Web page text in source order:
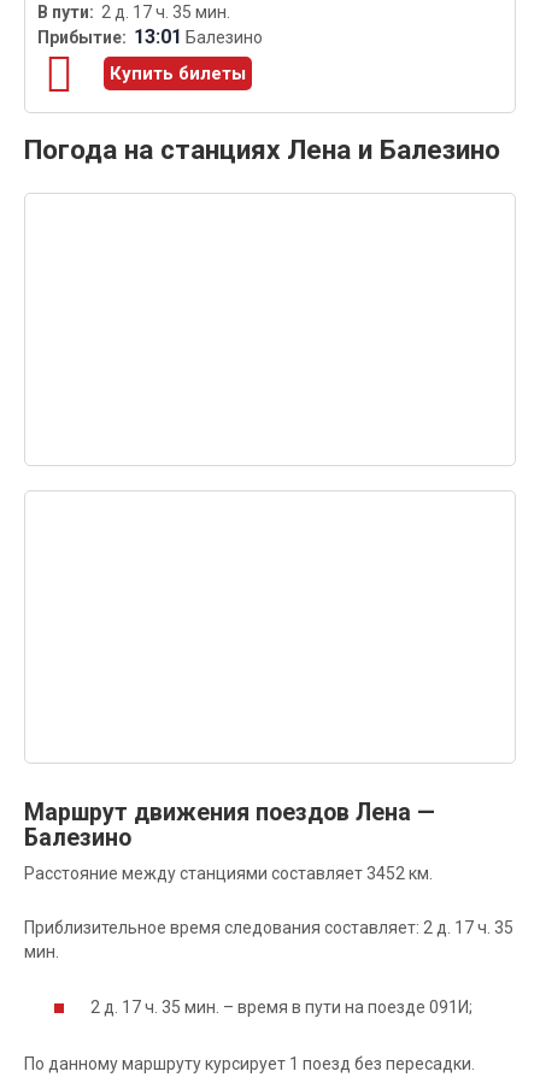
2 д. 17 ч. 35 мин.
13:01 Балезино
Купить билеты
Погода на станциях Лена и Балезино
Маршрут движения поездов Лена —
Балезино
Расстояние между станциями составляет 3452 км.
Приблизительное время следования составляет: 2 д. 17 ч. 35
мин.
2 д. 17 ч. 35 мин. – время в пути на поезде 091И;
По данному маршруту курсирует 1 поезд без пересадки.